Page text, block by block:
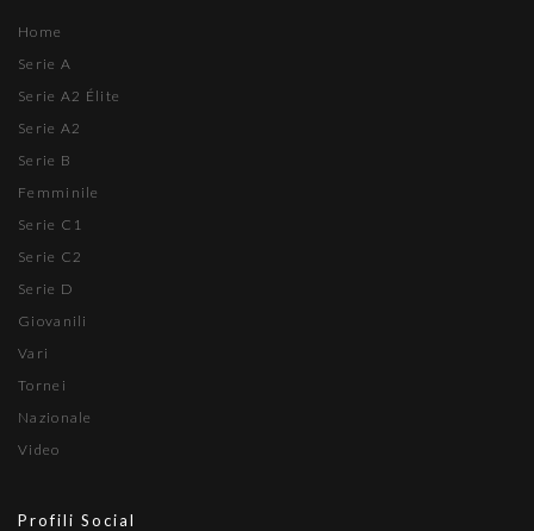
Home
Serie A
Serie A2 Élite
Serie A2
Serie B
Femminile
Serie C1
Serie C2
Serie D
Giovanili
Vari
Tornei
Nazionale
Video
Profili Social